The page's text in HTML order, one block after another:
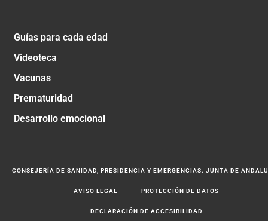
Guías para cada edad
Videoteca
Vacunas
Prematuridad
Desarrollo emocional
CONSEJERÍA DE SANIDAD, PRESIDENCIA Y EMERGENCIAS. JUNTA DE
AVISO LEGAL PROTECCIÓN DE DATOS
DECLARACIÓN DE ACCESIBILIDAD